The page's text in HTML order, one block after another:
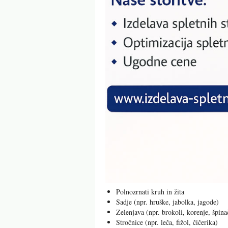
Polnozrnati kruh in žita
Sadje (npr. hruške, jabolka, jagode)
Zelenjava (npr. brokoli, korenje,
Stročnice (npr. leča, fižol, čičerika)